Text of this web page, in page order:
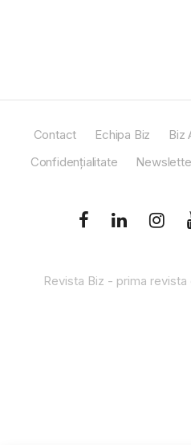
Contact Echipa Biz Biz
Confidențialitate
Revista Biz - prima